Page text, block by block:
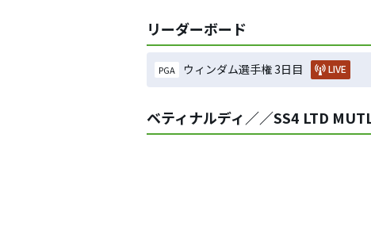
リーダーボード
PGA ウィンダム選手権 3日目 LIVE
ベティナルディ／／SS4 LTD